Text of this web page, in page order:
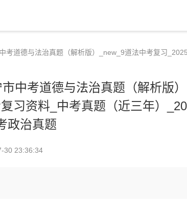
考道德与法治真题（解析版）_new_9道法中考复习
中考道德与法治真题（解析版）
习资料_中考真题（近三年）
政治真题
30 23:36:34